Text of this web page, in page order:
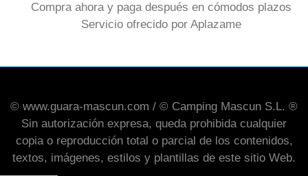
Compra ahora y paga después en cómodos plazos
Servicio ofrecido por Aplazame
© www.guara-mascun.com / © Camping Mascun S.L. ®
Sin autorización expresa, queda prohibida cualquier
copia o reproducción total o parcial de los contenidos,
textos, imágenes, estilos y plantillas de este sitio Web.